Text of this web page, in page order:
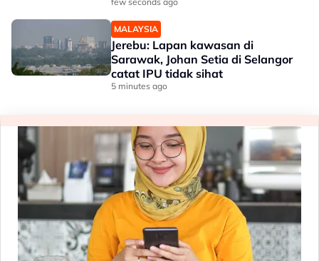
MALAYSIA
Jerebu: Lapan kawasan di
Sarawak, Johan Setia di Selangor
catat IPU tidak sihat
5 minutes ago